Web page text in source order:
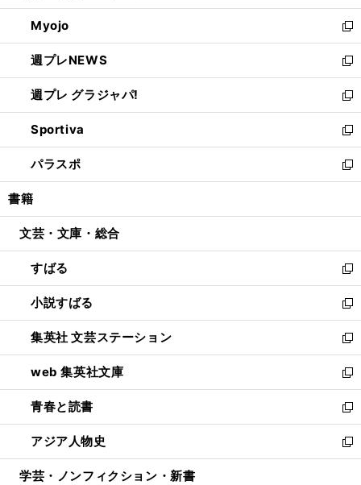
開
く
ウ
で
開
く
ン
ド
ウ
で
開
く
ウ
ィ
ン
ド
ウ
で
開
く
Myojo
新
し
い
ウ
ィ
ン
ド
ウ
で
開
週プレNEWS
新
し
い
ウ
ィ
ン
ド
ウ
開
週プレ グラジャパ!
新
し
い
ウ
ィ
ン
ウ
開
く
Sportiva
新
し
い
ウ
ン
ウ
で
開
く
パラスポ
新
し
ウ
ン
ド
ウ
で
開
く
書籍
文芸・文庫・総合
すばる
新
し
い
ウ
ィ
ン
ド
ウ
で
開
く
小説すばる
新
し
い
ウ
ィ
ン
ド
ウ
で
開
集英社 文芸ステーション
新
し
い
ウ
ィ
ン
ド
ウ
web 集英社文庫
新
し
い
ウ
ィ
ン
青春と読書
新
し
い
ウ
アジア人物史
新
し
学芸・ノンフィクション・新書